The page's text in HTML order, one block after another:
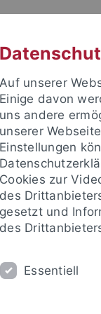
Auf unserer
Einige davon
uns andere
unserer
Einstellungen
Cookies zur
des
gesetzt und
des
Essentiell